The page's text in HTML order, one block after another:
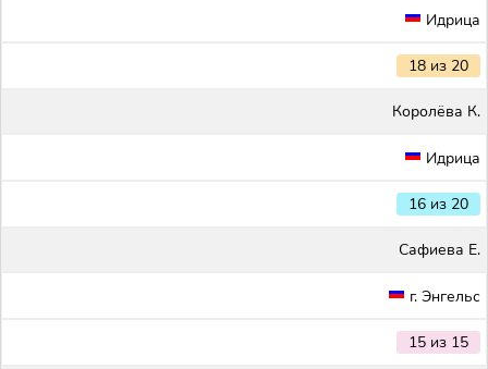
Идрица
18 из 20
Королёва К.
Идрица
16 из 20
Сафиева Е.
г. Энгельс
15 из 15